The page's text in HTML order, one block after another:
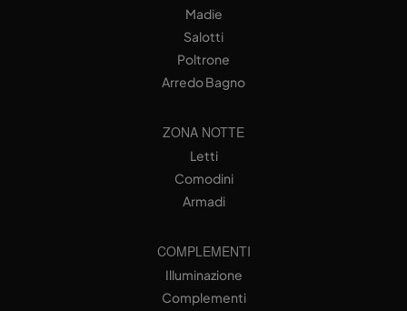
Madie
Salotti
Poltrone
Arredo Bagno
ZONA NOTTE
Letti
Comodini
Armadi
COMPLEMENTI
Illuminazione
Complementi